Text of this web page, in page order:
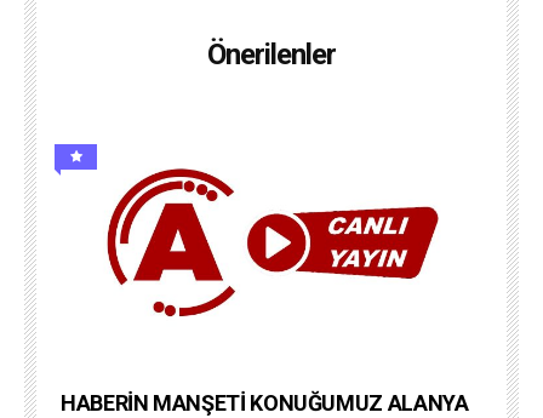
Önerilenler
HABERİN MANŞETİ KONUĞUMUZ ALANYA